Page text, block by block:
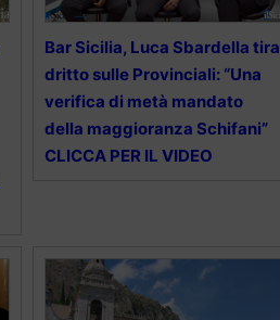
Bar Sicilia, Luca Sbardella tira
dritto sulle Provinciali: “Una
verifica di metà mandato
della maggioranza Schifani”
CLICCA PER IL VIDEO